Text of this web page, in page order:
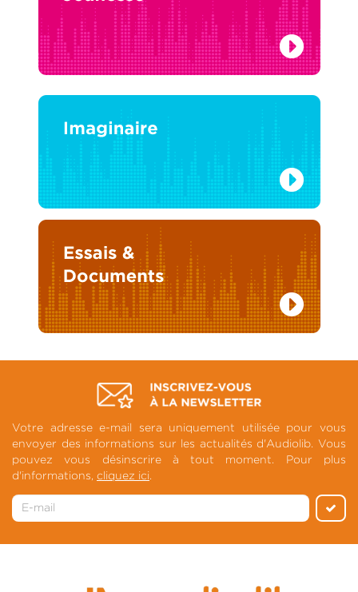
Votre adresse e-mail sera uniquement utilisée pour vous
envoyer des informations sur les actualités d'Audiolib. Vous
pouvez vous désinscrire à tout moment. Pour plus
d'informations, cliquez ici.